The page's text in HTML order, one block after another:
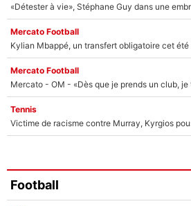
«Détester à vie», Stéphane Guy dans une
Mercato Football
Kylian Mbappé, un transfert obligatoire cet été
Mercato Football
Tennis
Football